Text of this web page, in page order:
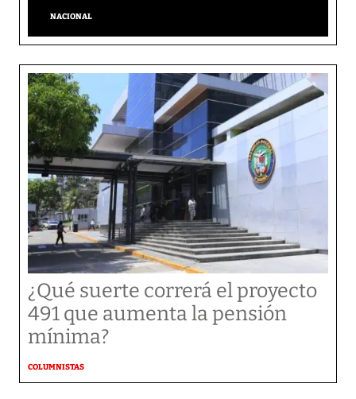
NACIONAL
¿Qué suerte correrá el proyecto
491 que aumenta la pensión
mínima?
COLUMNISTAS